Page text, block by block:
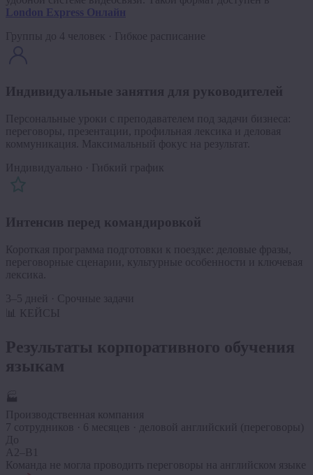
London Express Онлайн
Группы до 4 человек · Гибкое расписание
Индивидуальные занятия для руководителей
Персональные уроки с преподавателем под задачи бизнеса:
переговоры, презентации, профильная лексика и деловая
коммуникация. Максимальный фокус на результат.
Индивидуально · Гибкий график
Интенсив перед командировкой
Короткая программа подготовки к поездке: деловые фразы,
переговорные сценарии, культурные особенности и ключевая
лексика.
3–5 дней · Срочные задачи
📊 КЕЙСЫ
Результаты корпоративного обучения
языкам
🏭
Производственная компания
7 сотрудников · 6 месяцев · деловой английский (переговоры)
До
A2–B1
Команда не могла проводить переговоры на английском языке